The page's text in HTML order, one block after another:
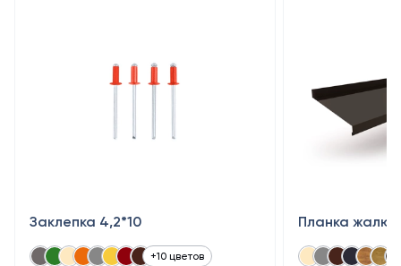
Заклепка 4,2*10
+10 цветов
Планка